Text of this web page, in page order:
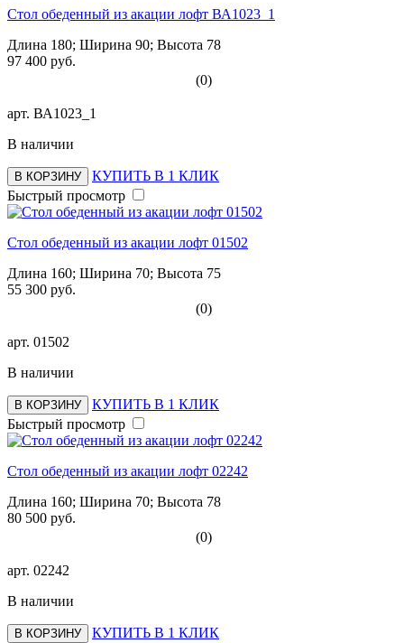
Стол обеденный из акации лофт ВА1023_1
Длина 180; Ширина 90; Высота 78
97 400 руб.
(0)
арт. ВА1023_1
В наличии
В КОРЗИНУ
КУПИТЬ В 1 КЛИК
Быстрый просмотр
Стол обеденный из акации лофт 01502
Длина 160; Ширина 70; Высота 75
55 300 руб.
(0)
арт. 01502
В наличии
В КОРЗИНУ
КУПИТЬ В 1 КЛИК
Быстрый просмотр
Стол обеденный из акации лофт 02242
Длина 160; Ширина 70; Высота 78
80 500 руб.
(0)
арт. 02242
В наличии
В КОРЗИНУ
КУПИТЬ В 1 КЛИК